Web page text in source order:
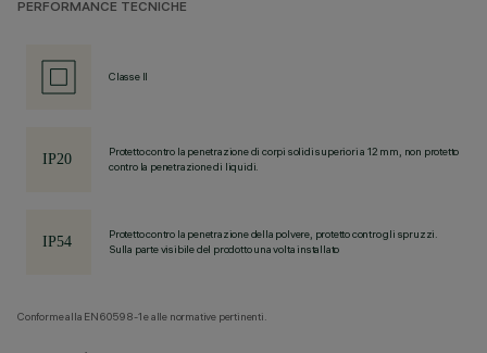
PERFORMANCE TECNICHE
Classe II
Protetto contro la penetrazione di corpi solidi superiori a 12 mm, non protetto
contro la penetrazione di liquidi.
Protetto contro la penetrazione della polvere, protetto contro gli spruzzi.
Sulla parte visibile del prodotto una volta installato
Conforme alla EN60598-1 e alle normative pertinenti.